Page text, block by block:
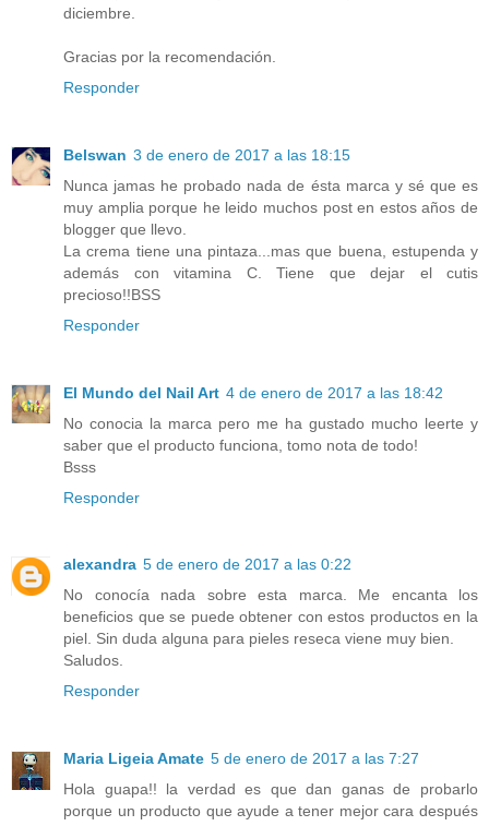
diciembre.
Gracias por la recomendación.
Responder
Belswan 3 de enero de 2017 a las 18:15
Nunca jamas he probado nada de ésta marca y sé que es
muy amplia porque he leido muchos post en estos años de
blogger que llevo.
La crema tiene una pintaza...mas que buena, estupenda y
además con vitamina C. Tiene que dejar el cutis
precioso!!BSS
Responder
El Mundo del Nail Art 4 de enero de 2017 a las 18:42
No conocia la marca pero me ha gustado mucho leerte y
saber que el producto funciona, tomo nota de todo!
Bsss
Responder
alexandra 5 de enero de 2017 a las 0:22
No conocía nada sobre esta marca. Me encanta los
beneficios que se puede obtener con estos productos en la
piel. Sin duda alguna para pieles reseca viene muy bien.
Saludos.
Responder
Maria Ligeia Amate 5 de enero de 2017 a las 7:27
Hola guapa!! la verdad es que dan ganas de probarlo
porque un producto que ayude a tener mejor cara después